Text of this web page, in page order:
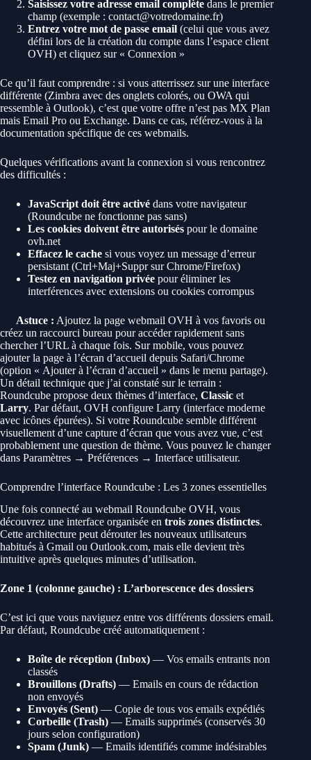
Saisissez votre adresse email complète dans le premier
champ (exemple : contact@votredomaine.fr)
Entrez votre mot de passe email (celui que vous avez
défini lors de la création du compte dans l’espace client
OVH) et cliquez sur « Connexion »
Ce qu’il faut comprendre : si vous atterrissez sur une interface
différente (Zimbra avec des onglets colorés, ou OWA qui
ressemble à Outlook), c’est que votre offre n’est pas MX Plan
mais Email Pro ou Exchange. Dans ce cas, référez-vous à la
documentation spécifique de ces webmails.
Quelques vérifications avant la connexion si vous rencontrez
des difficultés :
JavaScript doit être activé dans votre navigateur
(Roundcube ne fonctionne pas sans)
Les cookies doivent être autorisés pour le domaine
ovh.net
Effacez le cache si vous voyez un message d’erreur
persistant (Ctrl+Maj+Suppr sur Chrome/Firefox)
Testez en navigation privée pour éliminer les
interférences avec extensions ou cookies corrompus
Astuce : Ajoutez la page webmail OVH à vos favoris ou
créez un raccourci bureau pour accéder rapidement sans
chercher l’URL à chaque fois. Sur mobile, vous pouvez
ajouter la page à l’écran d’accueil depuis Safari/Chrome
(option « Ajouter à l’écran d’accueil » dans le menu partage).
Un détail technique que j’ai constaté sur le terrain :
Roundcube propose deux thèmes d’interface, Classic et
Larry. Par défaut, OVH configure Larry (interface moderne
avec icônes épurées). Si votre Roundcube semble différent
visuellement d’une capture d’écran que vous avez vue, c’est
probablement une question de thème. Vous pouvez le changer
dans Paramètres → Préférences → Interface utilisateur.
Comprendre l’interface Roundcube : Les 3 zones essentielles
Une fois connecté au webmail Roundcube OVH, vous
découvrez une interface organisée en trois zones distinctes.
Cette architecture peut dérouter les nouveaux utilisateurs
habitués à Gmail ou Outlook.com, mais elle devient très
intuitive après quelques minutes d’utilisation.
Zone 1 (colonne gauche) : L’arborescence des dossiers
C’est ici que vous naviguez entre vos différents dossiers email.
Par défaut, Roundcube créé automatiquement :
Boîte de réception (Inbox) — Vos emails entrants non
classés
Brouillons (Drafts) — Emails en cours de rédaction
non envoyés
Envoyés (Sent) — Copie de tous vos emails expédiés
Corbeille (Trash) — Emails supprimés (conservés 30
jours selon configuration)
Spam (Junk) — Emails identifiés comme indésirables